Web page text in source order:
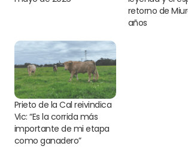
retorno de
años
Prieto de la Cal reivindica
Vic: “Es la corrida más
importante de mi etapa
como ganadero”